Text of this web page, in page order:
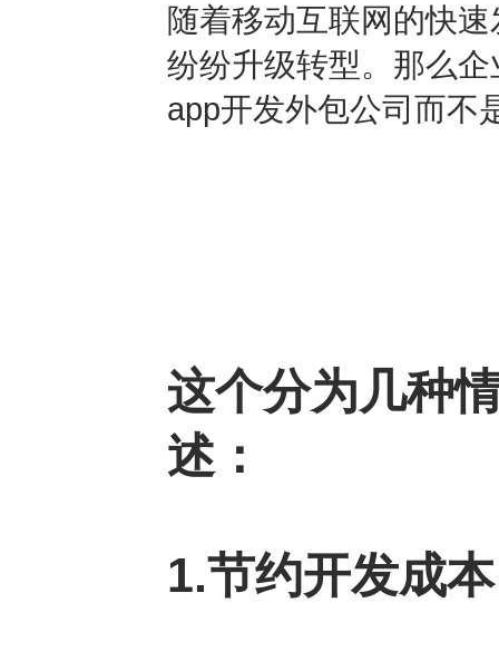
随着移动互联网的快
纷纷升级转型。那么
app开发外包公司而不
这个分为几种
述：
1.节约开发成本